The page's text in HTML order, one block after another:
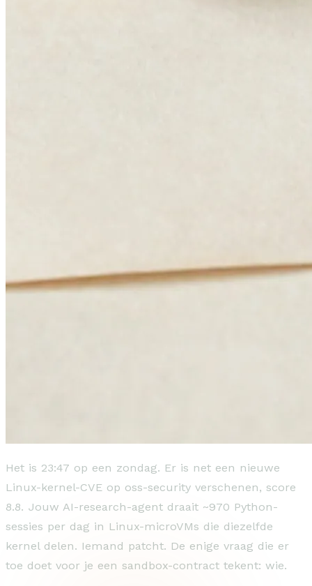
Het is 23:47 op een zondag. Er is net een nieuwe
Linux-kernel-CVE op oss-security verschenen, score
8.8. Jouw AI-research-agent draait ~970 Python-
sessies per dag in Linux-microVMs die diezelfde
kernel delen. Iemand patcht. De enige vraag die er
toe doet voor je een sandbox-contract tekent: wie.